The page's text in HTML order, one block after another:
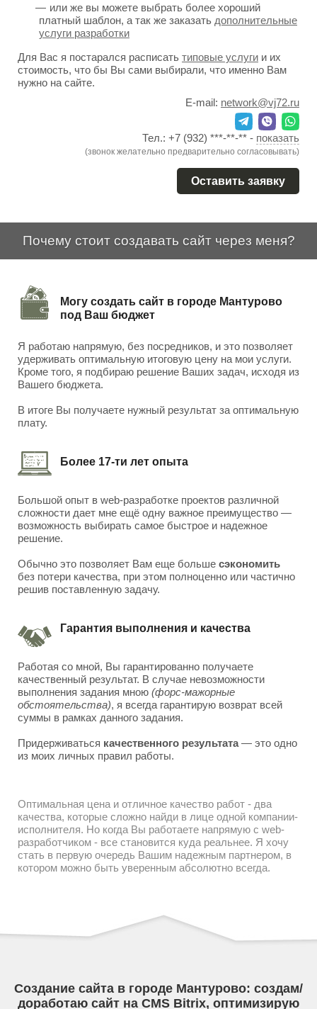
или же вы можете выбрать более хороший
платный шаблон, а так же заказать дополнительные
услуги разработки
Для Вас я постарался расписать типовые услуги и их
стоимость, что бы Вы сами выбирали, что именно Вам
нужно на сайте.
E-mail: network@vj72.ru
Тел.: +7 (932) ***-**-** - показать
(звонок желательно предварительно согласовывать)
Оставить заявку
Почему стоит создавать сайт через меня?
Могу создать сайт в городе Мантурово
под Ваш бюджет
Я работаю напрямую, без посредников, и это позволяет
удерживать оптимальную итоговую цену на мои услуги.
Кроме того, я подбираю решение Ваших задач, исходя из
Вашего бюджета.
В итоге Вы получаете нужный результат за оптимальную
плату.
Более 17-ти лет опыта
Большой опыт в web-разработке проектов различной
сложности дает мне ещё одну важное преимущество —
возможность выбирать самое быстрое и надежное
решение.
Обычно это позволяет Вам еще больше сэкономить
без потери качества, при этом полноценно или частично
решив поставленную задачу.
Гарантия выполнения и качества
Работая со мной, Вы гарантированно получаете
качественный результат. В случае невозможности
выполнения задания мною (форс-мажорные
обстоятельства), я всегда гарантирую возврат всей
суммы в рамках данного задания.
Придерживаться качественного результата— это одно
из моих личных правил работы.
Оптимальная цена и отличное качество работ - два
качества, которые сложно найди в лице одной компании-
исполнителя. Но когда Вы работаете напрямую с web-
разработчиком - все становится куда реальнее. Я хочу
стать в первую очередь Вашим надежным партнером, в
котором можно быть уверенным абсолютно всегда.
Создание сайта в городе Мантурово: создам/
доработаю сайт на CMS Bitrix, оптимизирую